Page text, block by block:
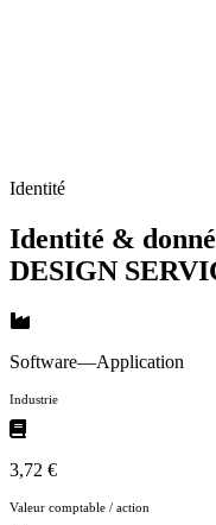
Identité
Identité &
DESIGN
Software—Application
Industrie
3,72 €
Valeur comptable / action